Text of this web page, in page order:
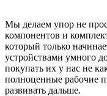
Мы делаем упор не
компонентов и
который только
устройствами умного
покупать их у нас не
полноценные рабочие
развивать дальше.